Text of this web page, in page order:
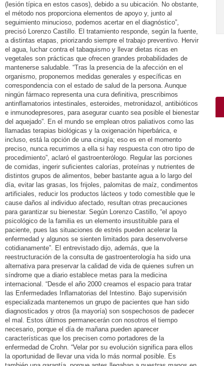
(lesión típica en estos casos), debido a su ubicación. No obstante,
el método nos proporciona elementos de apoyo y, junto al
seguimiento minucioso, podemos acertar en el diagnóstico”,
precisó Lorenzo Castillo. El tratamiento responde, según la fuente,
a distintas etapas, priorizando siempre el trabajo preventivo. Hervir
el agua, luchar contra el tabaquismo y llevar dietas ricas en
vegetales son prácticas que ofrecen grandes probabilidades de
mantenerse saludable. “Tras la presencia de la afección en el
organismo, proponemos medidas generales y específicas en
correspondencia con el estado de salud de la persona. Aunque
ningún fármaco representa una cura definitiva, prescribimos
antinflamatorios intestinales, esteroides, metronidazol, antibióticos
e inmunodepresores, para asegurar cuanto sea posible el bienestar
del aquejado”. En el mundo se emplean otros paliativos como las
llamadas terapias biológicas y la oxigenación hiperbárica, e
incluso, está la opción de una cirugía; eso es en el momento
preciso, nunca recurrimos a ella si hay respuesta con otro tipo de
procedimiento”, aclaró el gastroenterólogo. Regular las porciones
de comidas, ingerir suficientes calorías, proteínas y nutrientes de
distintos grupos de alimentos, beber bastante agua a lo largo del
día, evitar las grasas, los frijoles, palomitas de maíz, condimentos
artificiales, reducir los productos lácteos y todo comestible que le
cause daños al individuo afectado, resultan otras precauciones
para garantizar su bienestar. Según Lorenzo Castillo, “el apoyo
psicológico de la familia es un elemento insustituible para el
paciente, pues las situaciones de estrés pueden acelerar la
enfermedad y algunos se sienten limitados para desenvolverse
cotidianamente”. El entrevistado dijo, además, que la
reestructuración de la consulta de gastroenterología ha sido una
alternativa para preservar la calidad de vida de quienes sufren un
síndrome que a diario establece metas para la medicina
internacional. “Desde el año 2000 creamos el espacio para tratar
las Enfermedades Inflamatorias del Intestino. Bajo supervisión
especializada mantenemos un grupo de pacientes que han sido
diagnosticados y otros (la mayoría) son sospechosos de padecer
el mal. Estos últimos permanecerán con nosotros el tiempo
necesario, porque el día de mañana pueden aparecer
características que los precisen como portadores de la
enfermedad de Crohn. “Velar por su evolución significa para ellos
la oportunidad de llevar una vida lo más normal posible. Es